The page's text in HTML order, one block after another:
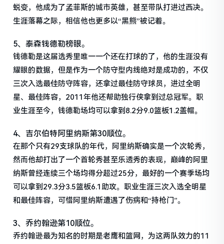
蜕变，他成为了孟菲斯的城市英雄，甚至带队打进过西决。
生涯落幕之际，相信他也更多以“黑熊”被记着。
5、泰森钱德勒榜眼。
钱德勒是这届选秀里唯一一个还在打球的了，他的生涯没有
耀眼的数据，但是作为一个防守型内线绝对是成功的，不仅
三次入选最佳防守阵容，还拿过最佳防守球员，进过全明
星、最佳阵容，2011年他还帮助独行侠拿到过总冠军。职
业生涯至今，钱德勒场均可以拿到8.2分9.0篮板1.2盖帽。
4、吉尔伯特阿里纳斯第30顺位。
在那个只有29支球队的年代，阿里纳斯确实是一个次轮秀，
然而他却打出了一个首轮秀甚至乐透秀的表现，巅峰的阿里
纳斯曾经连续三个场均得分超过25分，最好的一个赛季场均
可以拿到29.3分3.5篮板6.1助攻。职业生涯三次入选全明星
和最佳阵容，可惜阿里纳斯遭遇了伤病和“持枪门”。
3、乔约翰逊第10顺位。
乔约翰逊最为知名的时期是老鹰和篮网，为这两队效力的11